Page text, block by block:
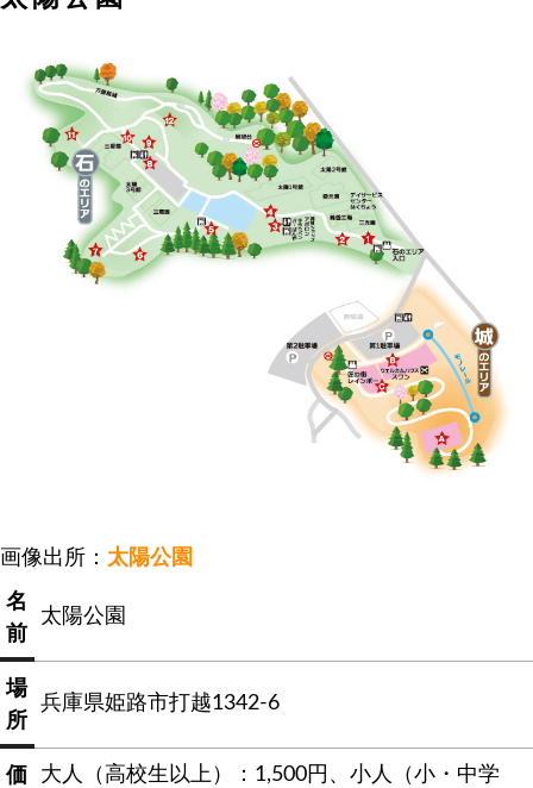
画像出所： 太陽公園
名
前
太陽公園
場
所
兵庫県姫路市打越1342-6
価
大人（高校生以上）：1,500円、小人（小・中学